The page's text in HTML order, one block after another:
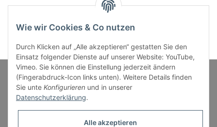
Informationen
Wie wir Cookies & Co nutzen
Durch Klicken auf „Alle akzeptieren“ gestatten Sie den
Einsatz folgender Dienste auf unserer Website: YouTube,
Vimeo. Sie können die Einstellung jederzeit ändern
(Fingerabdruck-Icon links unten). Weitere Details finden
Sie unte Konfigurieren und in unserer
Datenschutzerklärung.
Alle akzeptieren